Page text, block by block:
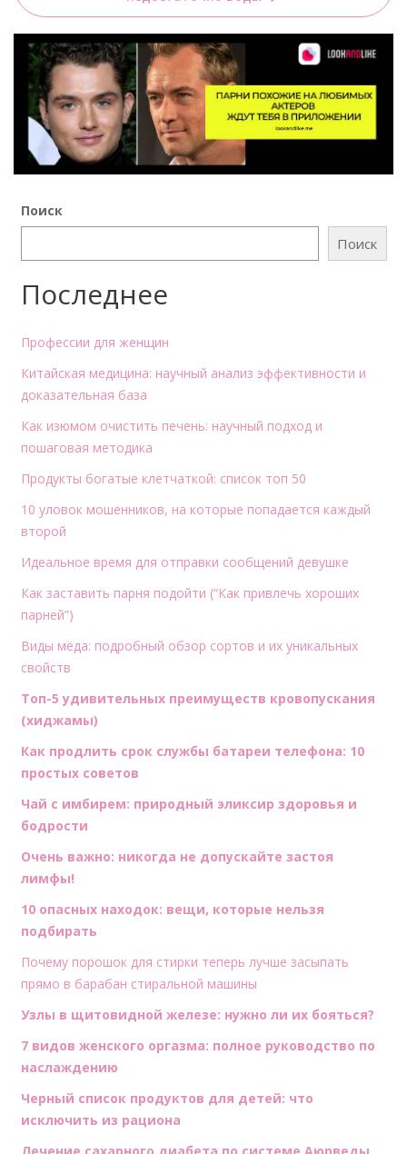
Поиск
Поиск
Последнее
Профессии для женщин
Китайская медицина: научный анализ эффективности и
доказательная база
Как изюмом очистить печень: научный подход и
пошаговая методика
Продукты богатые клетчаткой: список топ 50
10 уловок мошенников, на которые попадается каждый
второй
Идеальное время для отправки сообщений девушке
Как заставить парня подойти (“Как привлечь хороших
парней”)
Виды мёда: подробный обзор сортов и их уникальных
свойств
Топ-5 удивительных преимуществ кровопускания
(хиджамы)
Как продлить срок службы батареи телефона: 10
простых советов
Чай с имбирем: природный эликсир здоровья и
бодрости
Очень важно: никогда не допускайте застоя
лимфы!
10 опасных находок: вещи, которые нельзя
подбирать
Почему порошок для стирки теперь лучше засыпать
прямо в барабан стиральной машины
Узлы в щитовидной железе: нужно ли их бояться?
7 видов женского оргазма: полное руководство по
наслаждению
Черный список продуктов для детей: что
исключить из рациона